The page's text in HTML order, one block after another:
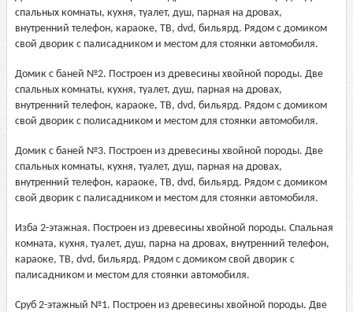
спальных комнаты, кухня, туалет, душ, парная на дровах,
внутренний телефон, караоке, ТВ, dvd, бильярд. Рядом с домиком
свой дворик с палисадником и местом для стоянки автомобиля.
Домик с баней №2. Построен из древесины хвойной породы. Две
спальных комнаты, кухня, туалет, душ, парная на дровах,
внутренний телефон, караоке, ТВ, dvd, бильярд. Рядом с домиком
свой дворик с полисадником и местом для стоянки автомобиля.
Домик с баней №3. Построен из древесины хвойной породы. Две
спальных комнаты, кухня, туалет, душ, парная на дровах,
внутренний телефон, караоке, ТВ, dvd, бильярд. Рядом с домиком
свой дворик с палисадником и местом для стоянки автомобиля.
Изба 2-этажная. Построен из древесины хвойной породы. Спальная
комната, кухня, туалет, душ, парна на дровах, внутренний телефон,
караоке, ТВ, dvd, бильярд. Рядом с домиком свой дворик с
палисадником и местом для стоянки автомобиля.
Сруб 2-этажный №1. Построен из древесины хвойной породы. Две